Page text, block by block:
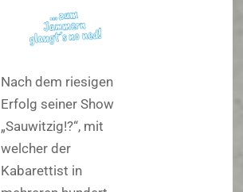
Nach dem riesigen
Erfolg seiner Show
„Sauwitzig!?“, mit
welcher der
Kabarettist in